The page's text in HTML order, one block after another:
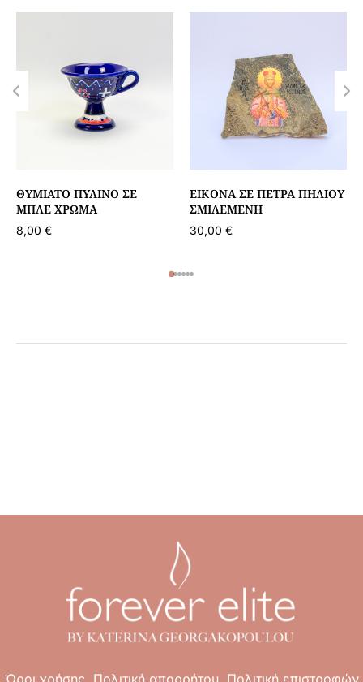
ΘΥΜΙΑΤΌ ΠΎΛΙΝΟ ΣΕ
ΜΠΛΕ ΧΡΏΜΑ
8,00 €
ΕΙΚΌΝΑ ΣΕ ΠΈΤΡΑ ΠΗΛΊΟΥ
ΣΜΙΛΕΜΈΝΗ
30,00 €